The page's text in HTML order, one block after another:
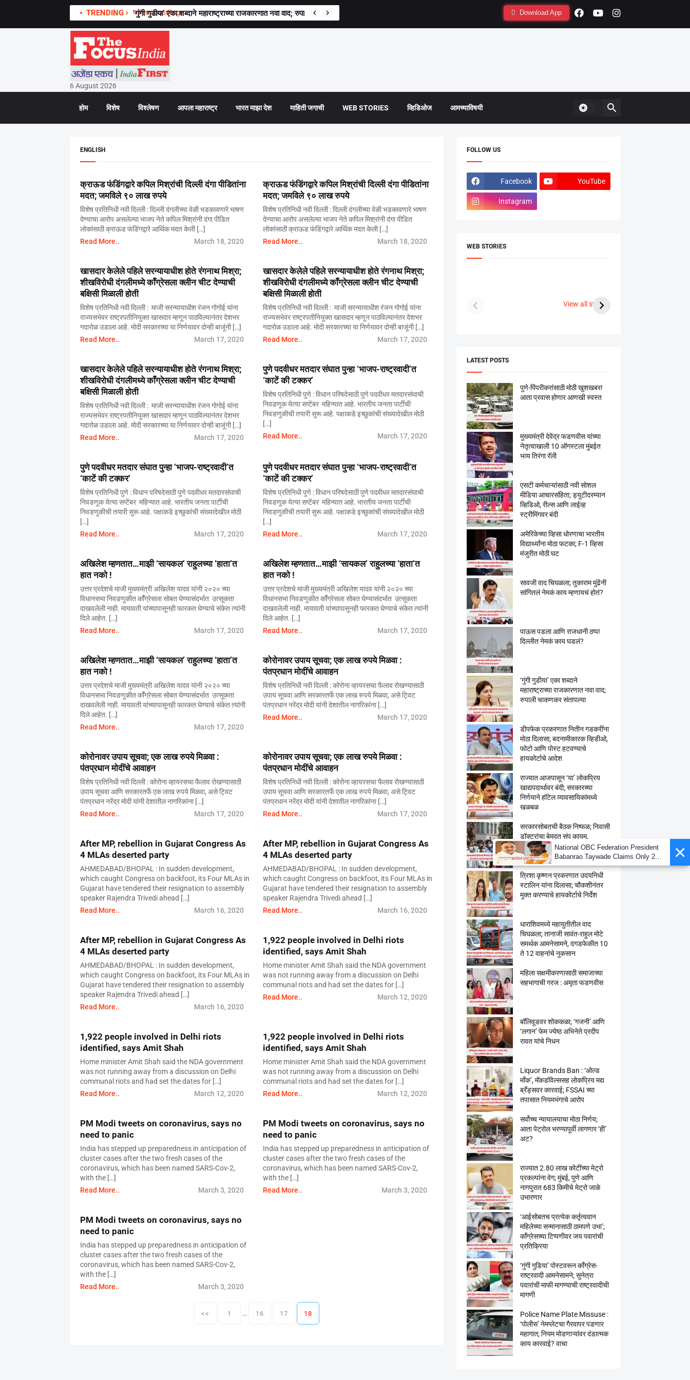
TRENDING « Previous Page
‘गुंगी गुडीया’ एका शब्दाने महाराष्ट्राच्या राजकारणात नवा वाद; रुपाली चाकणकर संतापल्या Download App
6 August 2026
होम विशेष विश्लेषण आपला महाराष्ट्र भारत माझा देश माहिती जगाची WEB STORIES व्हिडिओज आमच्याविषयी
ENGLISH
क्राऊड फंडिंगद्वारे कपिल मिश्रांची दिल्ली दंगा पीडितांना
मदत; जमविले ९० लाख रुपये
विशेष प्रतिनिधी नवी दिल्ली : दिल्ली दंगलीच्या वेळी भडकावणारे भाषण
देण्याचा आरोप असलेल्या भाजप नेते कपिल मिश्रांनी दंगा पीडित
लोकांसाठी क्राऊड फंडिंगद्वारे आर्थिक मदत केली […]
Read More..
March 18, 2020
क्राऊड फंडिंगद्वारे कपिल मिश्रांची दिल्ली दंगा पीडितांना
मदत; जमविले ९० लाख रुपये
विशेष प्रतिनिधी नवी दिल्ली : दिल्ली दंगलीच्या वेळी भडकावणारे भाषण
देण्याचा आरोप असलेल्या भाजप नेते कपिल मिश्रांनी दंगा पीडित
लोकांसाठी क्राऊड फंडिंगद्वारे आर्थिक मदत केली […]
Read More..
March 18, 2020
खासदार केलेले पहिले सरन्यायाधीश होते रंगनाथ मिश्रा;
शीखविरोधी दंगलीमध्ये काँग्रेसला क्लीन चीट देण्याची
बक्षिसी मिळाली होती
विशेष प्रतिनिधी नवी दिल्ली : माजी सरन्यायाधीश रंजन गोगोई यांना
राज्यसभेवर राष्ट्रपतीनियुक्त खासदार म्हणून पाठविल्यानंतर देशभर
गदारोळ उडाला आहे. मोदी सरकारच्या या निर्णयावर दोन्ही बाजूंनी […]
Read More..
March 17, 2020
खासदार केलेले पहिले सरन्यायाधीश होते रंगनाथ मिश्रा;
शीखविरोधी दंगलीमध्ये काँग्रेसला क्लीन चीट देण्याची
बक्षिसी मिळाली होती
विशेष प्रतिनिधी नवी दिल्ली : माजी सरन्यायाधीश रंजन गोगोई यांना
राज्यसभेवर राष्ट्रपतीनियुक्त खासदार म्हणून पाठविल्यानंतर देशभर
गदारोळ उडाला आहे. मोदी सरकारच्या या निर्णयावर दोन्ही बाजूंनी […]
Read More..
March 17, 2020
खासदार केलेले पहिले सरन्यायाधीश होते रंगनाथ मिश्रा;
शीखविरोधी दंगलीमध्ये काँग्रेसला क्लीन चीट देण्याची
बक्षिसी मिळाली होती
विशेष प्रतिनिधी नवी दिल्ली : माजी सरन्यायाधीश रंजन गोगोई यांना
राज्यसभेवर राष्ट्रपतीनियुक्त खासदार म्हणून पाठविल्यानंतर देशभर
गदारोळ उडाला आहे. मोदी सरकारच्या या निर्णयावर दोन्ही बाजूंनी […]
Read More..
March 17, 2020
पुणे पदवीधर मतदार संघात पुन्हा ‘भाजप-राष्ट्रवादी’त
‘काटें की टक्कर’
विशेष प्रतिनिधी पुणे : विधान परिषदेसाठी पुणे पदवीधर मतदारसंघाची
निवडणूक येत्या सप्टेंबर महिन्यात आहे. भारतीय जनता पार्टीची
निवडणुकीची तयारी सुरू आहे. पक्षाकडे इच्छुकांची संख्यादेखील मोठी
[…]
Read More..
March 17, 2020
पुणे पदवीधर मतदार संघात पुन्हा ‘भाजप-राष्ट्रवादी’त
‘काटें की टक्कर’
विशेष प्रतिनिधी पुणे : विधान परिषदेसाठी पुणे पदवीधर मतदारसंघाची
निवडणूक येत्या सप्टेंबर महिन्यात आहे. भारतीय जनता पार्टीची
निवडणुकीची तयारी सुरू आहे. पक्षाकडे इच्छुकांची संख्यादेखील मोठी
[…]
Read More..
March 17, 2020
पुणे पदवीधर मतदार संघात पुन्हा ‘भाजप-राष्ट्रवादी’त
‘काटें की टक्कर’
विशेष प्रतिनिधी पुणे : विधान परिषदेसाठी पुणे पदवीधर मतदारसंघाची
निवडणूक येत्या सप्टेंबर महिन्यात आहे. भारतीय जनता पार्टीची
निवडणुकीची तयारी सुरू आहे. पक्षाकडे इच्छुकांची संख्यादेखील मोठी
[…]
Read More..
March 17, 2020
अखिलेश म्हणतात…माझी ‘सायकल’ राहुलच्या ‘हाता’त
हात नको !
उत्तर प्रदेशचे माजी मुख्यमंत्री अखिलेश यादव यांनी २०२० च्या
विधानसभा निवडणुकीत कॉँग्रेसला सोबत घेण्यासंदर्भात उत्सूकता
दाखवलेली नाही. मायावती यांच्यापासूनही फारकत घेण्याचे संकेत त्यांनी
दिले आहेत. […]
Read More..
March 17, 2020
अखिलेश म्हणतात…माझी ‘सायकल’ राहुलच्या ‘हाता’त
हात नको !
उत्तर प्रदेशचे माजी मुख्यमंत्री अखिलेश यादव यांनी २०२० च्या
विधानसभा निवडणुकीत कॉँग्रेसला सोबत घेण्यासंदर्भात उत्सूकता
दाखवलेली नाही. मायावती यांच्यापासूनही फारकत घेण्याचे संकेत त्यांनी
दिले आहेत. […]
Read More..
March 17, 2020
अखिलेश म्हणतात…माझी ‘सायकल’ राहुलच्या ‘हाता’त
हात नको !
उत्तर प्रदेशचे माजी मुख्यमंत्री अखिलेश यादव यांनी २०२० च्या
विधानसभा निवडणुकीत कॉँग्रेसला सोबत घेण्यासंदर्भात उत्सूकता
दाखवलेली नाही. मायावती यांच्यापासूनही फारकत घेण्याचे संकेत त्यांनी
दिले आहेत. […]
Read More..
March 17, 2020
कोरोनावर उपाय सूचवा; एक लाख रुपये मिळवा :
पंतप्रधान मोदींचे आवाहन
विशेष प्रतिनिधी नवी दिल्ली : कोरोना व्हायरसचा फैलाव रोखण्यासाठी
उपाय सूचवा आणि सरकारतर्फे एक लाख रुपये मिळवा, असे ट्विट
पंतप्रधान नरेंद्र मोदी यांनी देशातील नागरिकांना […]
Read More..
March 17, 2020
कोरोनावर उपाय सूचवा; एक लाख रुपये मिळवा :
पंतप्रधान मोदींचे आवाहन
विशेष प्रतिनिधी नवी दिल्ली : कोरोना व्हायरसचा फैलाव रोखण्यासाठी
उपाय सूचवा आणि सरकारतर्फे एक लाख रुपये मिळवा, असे ट्विट
पंतप्रधान नरेंद्र मोदी यांनी देशातील नागरिकांना […]
Read More..
March 17, 2020
कोरोनावर उपाय सूचवा; एक लाख रुपये मिळवा :
पंतप्रधान मोदींचे आवाहन
विशेष प्रतिनिधी नवी दिल्ली : कोरोना व्हायरसचा फैलाव रोखण्यासाठी
उपाय सूचवा आणि सरकारतर्फे एक लाख रुपये मिळवा, असे ट्विट
पंतप्रधान नरेंद्र मोदी यांनी देशातील नागरिकांना […]
Read More..
March 17, 2020
After MP, rebellion in Gujarat Congress As
4 MLAs deserted party
AHMEDABAD/BHOPAL : In sudden development,
which caught Congress on backfoot, its Four MLAs in
Gujarat have tendered their resignation to assembly
speaker Rajendra Trivedi ahead […]
Read More..
March 16, 2020
After MP, rebellion in Gujarat Congress As
4 MLAs deserted party
AHMEDABAD/BHOPAL : In sudden development,
which caught Congress on backfoot, its Four MLAs in
Gujarat have tendered their resignation to assembly
speaker Rajendra Trivedi ahead […]
Read More..
March 16, 2020
After MP, rebellion in Gujarat Congress As
4 MLAs deserted party
AHMEDABAD/BHOPAL : In sudden development,
which caught Congress on backfoot, its Four MLAs in
Gujarat have tendered their resignation to assembly
speaker Rajendra Trivedi ahead […]
Read More..
March 16, 2020
1,922 people involved in Delhi riots
identified, says Amit Shah
Home minister Amit Shah said the NDA government
was not running away from a discussion on Delhi
communal riots and had set the dates for […]
Read More..
March 12, 2020
1,922 people involved in Delhi riots
identified, says Amit Shah
Home minister Amit Shah said the NDA government
was not running away from a discussion on Delhi
communal riots and had set the dates for […]
Read More..
March 12, 2020
1,922 people involved in Delhi riots
identified, says Amit Shah
Home minister Amit Shah said the NDA government
was not running away from a discussion on Delhi
communal riots and had set the dates for […]
Read More..
March 12, 2020
PM Modi tweets on coronavirus, says no
need to panic
India has stepped up preparedness in anticipation of
cluster cases after the two fresh cases of the
coronavirus, which has been named SARS-Cov-2,
with the […]
Read More..
March 3, 2020
PM Modi tweets on coronavirus, says no
need to panic
India has stepped up preparedness in anticipation of
cluster cases after the two fresh cases of the
coronavirus, which has been named SARS-Cov-2,
with the […]
Read More..
March 3, 2020
PM Modi tweets on coronavirus, says no
need to panic
India has stepped up preparedness in anticipation of
cluster cases after the two fresh cases of the
coronavirus, which has been named SARS-Cov-2,
with the […]
Read More..
March 3, 2020
<< 1 … 16 17 18
FOLLOW US
Facebook YouTube
Instagram
WEB STORIES
View all stories
पूजा सावंत ने गुपचूप
उरकला साखरपुडा.
2023
LATEST POSTS
पुणे-पिंपरीकरांसाठी मोठी खुशखबर!
आता प्रवास होणार आणखी स्वस्त
मुख्यमंत्री देवेंद्र फडणवीस यांच्या
नेतृत्वाखाली 10 ऑगस्टला मुंबईत
भव्य तिरंगा रॅली
एसटी कर्मचाऱ्यांसाठी नवी सोशल
मीडिया आचारसंहिता; ड्युटीदरम्यान
व्हिडिओ, रील्स आणि लाईव्ह
स्ट्रीमिंगवर बंदी
अमेरिकेच्या व्हिसा धोरणाचा भारतीय
विद्यार्थ्यांना मोठा फटका; F-1 व्हिसा
मंजुरीत मोठी घट
सावजी वाद चिघळला; तुकाराम मुंढेंनी
सांगितलं नेमकं काय म्हणायचं होतं?
पाऊस पडला आणि राजधानी ठप्प!
दिल्लीत नेमकं काय घडलं?
‘गुंगी गुडीया’ एका शब्दाने
महाराष्ट्राच्या राजकारणात नवा वाद;
रुपाली चाकणकर संतापल्या
डीपफेक प्रकरणात नितीन गडकरींना
मोठा दिलासा; बदनामीकारक व्हिडीओ,
फोटो आणि पोस्ट हटवण्याचे
हायकोर्टाचे आदेश
राज्यात आजपासून ‘या’ लोकप्रिय
खाद्यपदार्थावर बंदी; सरकारच्या
निर्णयाने हॉटेल व्यावसायिकांमध्ये
खळबळ
सरकारसोबतची बैठक निष्फळ; निवासी
डॉक्टरांचा बेमुदत संप कायम,
गुरुवारपासून आंदोलन आणखी तीव्र
त्रिशा कृष्णन प्रकरणात उदयनिधी
स्टालिन यांना दिलासा; चौकशीनंतर
मुक्त करण्याचे हायकोर्टाचे निर्देश
धाराशिवमध्ये महायुतीतील वाद
चिघळला; तानाजी सावंत-राहुल मोटे
समर्थक आमनेसामने, दगडफेकीत 10
ते 12 वाहनांचे नुकसान
महिला सक्षमीकरणासाठी समाजाच्या
सहभागाची गरज : अमृता फडणवीस
बॉलिवूडवर शोककळा; ‘गजनी’ आणि
‘लगान’ फेम ज्येष्ठ अभिनेते प्रदीप
रावत यांचे निधन
Liquor Brands Ban : ‘ओल्ड
मॉंक’, मॅकडॉवेल्ससह लोकप्रिय मद्य
ब्रँड्सवर कारवाई; FSSAI च्या
तपासात नियमभंगाचे आरोप
सर्वोच्च न्यायालयाचा मोठा निर्णय;
आता पेट्रोल भरण्यापूर्वी लागणार ‘ही’
अट?
राज्यात 2.80 लाख कोटींच्या मेट्रो
प्रकल्पांना वेग; मुंबई, पुणे आणि
नागपुरात 683 किमीचे मेट्रो जाळे
उभारणार
‘आईसोबतच प्रत्येक कर्तृत्ववान
महिलेच्या सन्मानासाठी ठामपणे उभा’;
काँग्रेसच्या टिप्पणीवर जय पवारांची
प्रतिक्रिया
‘गुंगी गुडिया’ पोस्टवरून काँग्रेस-
राष्ट्रवादी आमनेसामने; सुनेत्रा
पवारांची माफी मागण्याची राष्ट्रवादीची
मागणी
Police Name Plate Missuse :
‘पोलीस’ नेमप्लेटचा गैरवापर पडणार
महागात; नियम मोडणाऱ्यांवर दंडात्मक
काय कारवाई? वाचा
×
National OBC Federation President
Babanrao Taywade Claims Only 27
Kunbi Certificates Issued in
Marathwada After September 2 GR;
Alarming News for Mano